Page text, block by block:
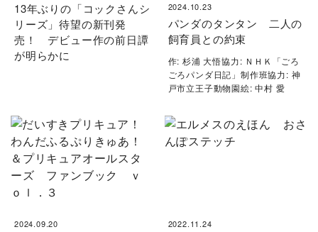
13年ぶりの「コックさんシ
リーズ」待望の新刊発
売！ デビュー作の前日譚
が明らかに
2024.10.23
パンダのタンタン 二人の
飼育員との約束
作: 杉浦 大悟協力: ＮＨＫ「ごろ
ごろパンダ日記」制作班協力: 神
戸市立王子動物園絵: 中村 愛
2024.09.20 2022.11.24